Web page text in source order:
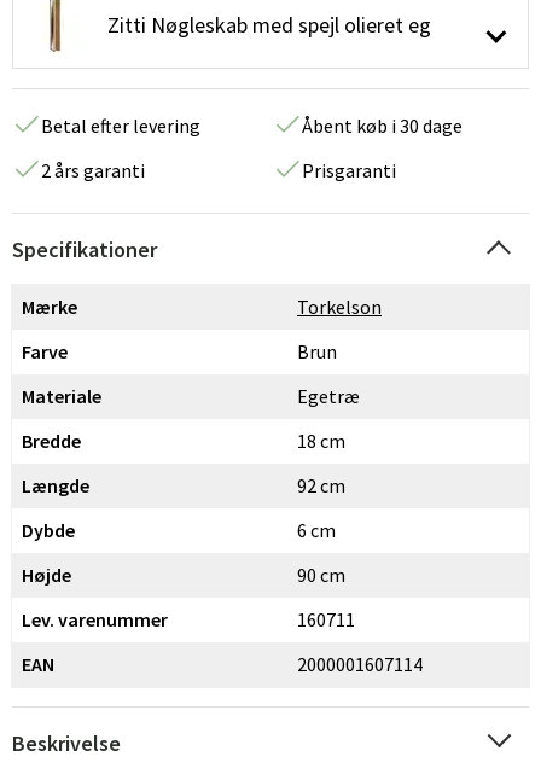
Zitti Nøgleskab med spejl olieret eg
Betal efter levering
Åbent køb i 30 dage
2 års garanti
Prisgaranti
Specifikationer
Mærke
Torkelson
Farve
Brun
Materiale
Egetræ
Bredde
18 cm
Længde
92 cm
Dybde
6 cm
Højde
90 cm
Lev. varenummer
160711
EAN
2000001607114
Beskrivelse